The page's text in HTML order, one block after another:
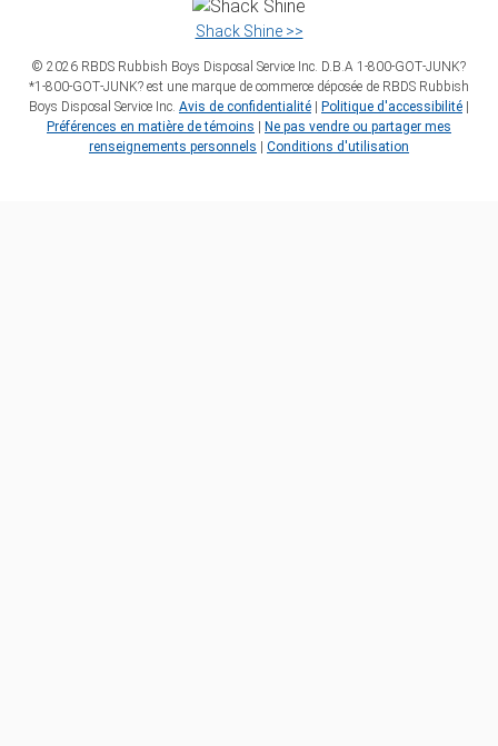
Shack Shine >>
© 2026 RBDS Rubbish Boys Disposal Service Inc. D.B.A 1‑800‑GOT‑JUNK?
*1‑800‑GOT‑JUNK? est une marque de commerce déposée de RBDS Rubbish
Boys Disposal Service Inc. Avis de confidentialité Politique d'accessibilité
Préférences en matière de témoins
Ne pas vendre ou partager mes
renseignements personnels
Conditions d'utilisation